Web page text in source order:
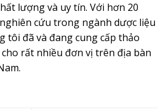
lượng và uy tín. Với hơn 20
cứu trong ngành dược liệu
tôi đã và đang cung cấp thảo
rất nhiều đơn vị trên địa bàn